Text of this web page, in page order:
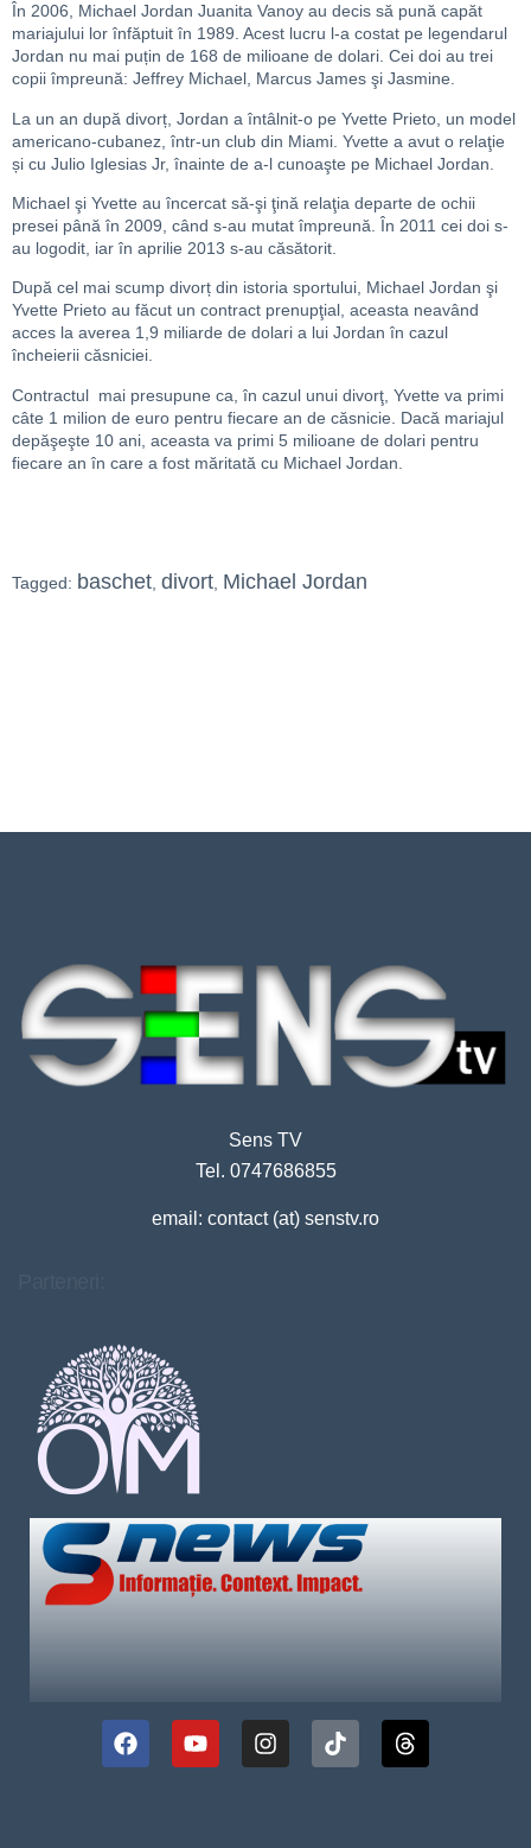
În 2006, Michael Jordan Juanita Vanoy au decis să pună capăt
mariajului lor înfăptuit în 1989. Acest lucru l-a costat pe legendarul
Jordan nu mai puțin de 168 de milioane de dolari. Cei doi au trei
copii împreună: Jeffrey Michael, Marcus James şi Jasmine.
La un an după divorț, Jordan a întâlnit-o pe Yvette Prieto, un model
americano-cubanez, într-un club din Miami. Yvette a avut o relaţie
și cu Julio Iglesias Jr, înainte de a-l cunoaşte pe Michael Jordan.
Michael şi Yvette au încercat să-şi ţină relaţia departe de ochii
presei până în 2009, când s-au mutat împreună. În 2011 cei doi s-
au logodit, iar în aprilie 2013 s-au căsătorit.
După cel mai scump divorț din istoria sportului, Michael Jordan şi
Yvette Prieto au făcut un contract prenupţial, aceasta neavând
acces la averea 1,9 miliarde de dolari a lui Jordan în cazul
încheierii căsniciei.
Contractul mai presupune ca, în cazul unui divorţ, Yvette va primi
câte 1 milion de euro pentru fiecare an de căsnicie. Dacă mariajul
depăşeşte 10 ani, aceasta va primi 5 milioane de dolari pentru
fiecare an în care a fost măritată cu Michael Jordan.
Tagged: baschet divort Michael Jordan
Sens TV
Tel. 0747686855
email: contact (at) senstv.ro